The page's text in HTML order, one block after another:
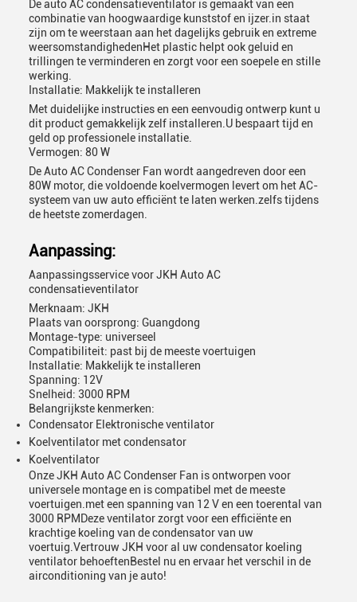
De auto AC condensatieventilator is gemaakt van een
combinatie van hoogwaardige kunststof en ijzer.in staat
zijn om te weerstaan aan het dagelijks gebruik en extreme
weersomstandighedenHet plastic helpt ook geluid en
trillingen te verminderen en zorgt voor een soepele en stille
werking.
Installatie: Makkelijk te installeren
Met duidelijke instructies en een eenvoudig ontwerp kunt u
dit product gemakkelijk zelf installeren.U bespaart tijd en
geld op professionele installatie.
Vermogen: 80 W
De Auto AC Condenser Fan wordt aangedreven door een
80W motor, die voldoende koelvermogen levert om het AC-
systeem van uw auto efficiënt te laten werken.zelfs tijdens
de heetste zomerdagen.
Aanpassing:
Aanpassingsservice voor JKH Auto AC
condensatieventilator
Merknaam: JKH
Plaats van oorsprong: Guangdong
Montage-type: universeel
Compatibiliteit: past bij de meeste voertuigen
Installatie: Makkelijk te installeren
Spanning: 12V
Snelheid: 3000 RPM
Belangrijkste kenmerken:
Condensator Elektronische ventilator
Koelventilator met condensator
Koelventilator
Onze JKH Auto AC Condenser Fan is ontworpen voor
universele montage en is compatibel met de meeste
voertuigen.met een spanning van 12 V en een toerental van
3000 RPMDeze ventilator zorgt voor een efficiënte en
krachtige koeling van de condensator van uw
voertuig.Vertrouw JKH voor al uw condensator koeling
ventilator behoeftenBestel nu en ervaar het verschil in de
airconditioning van je auto!